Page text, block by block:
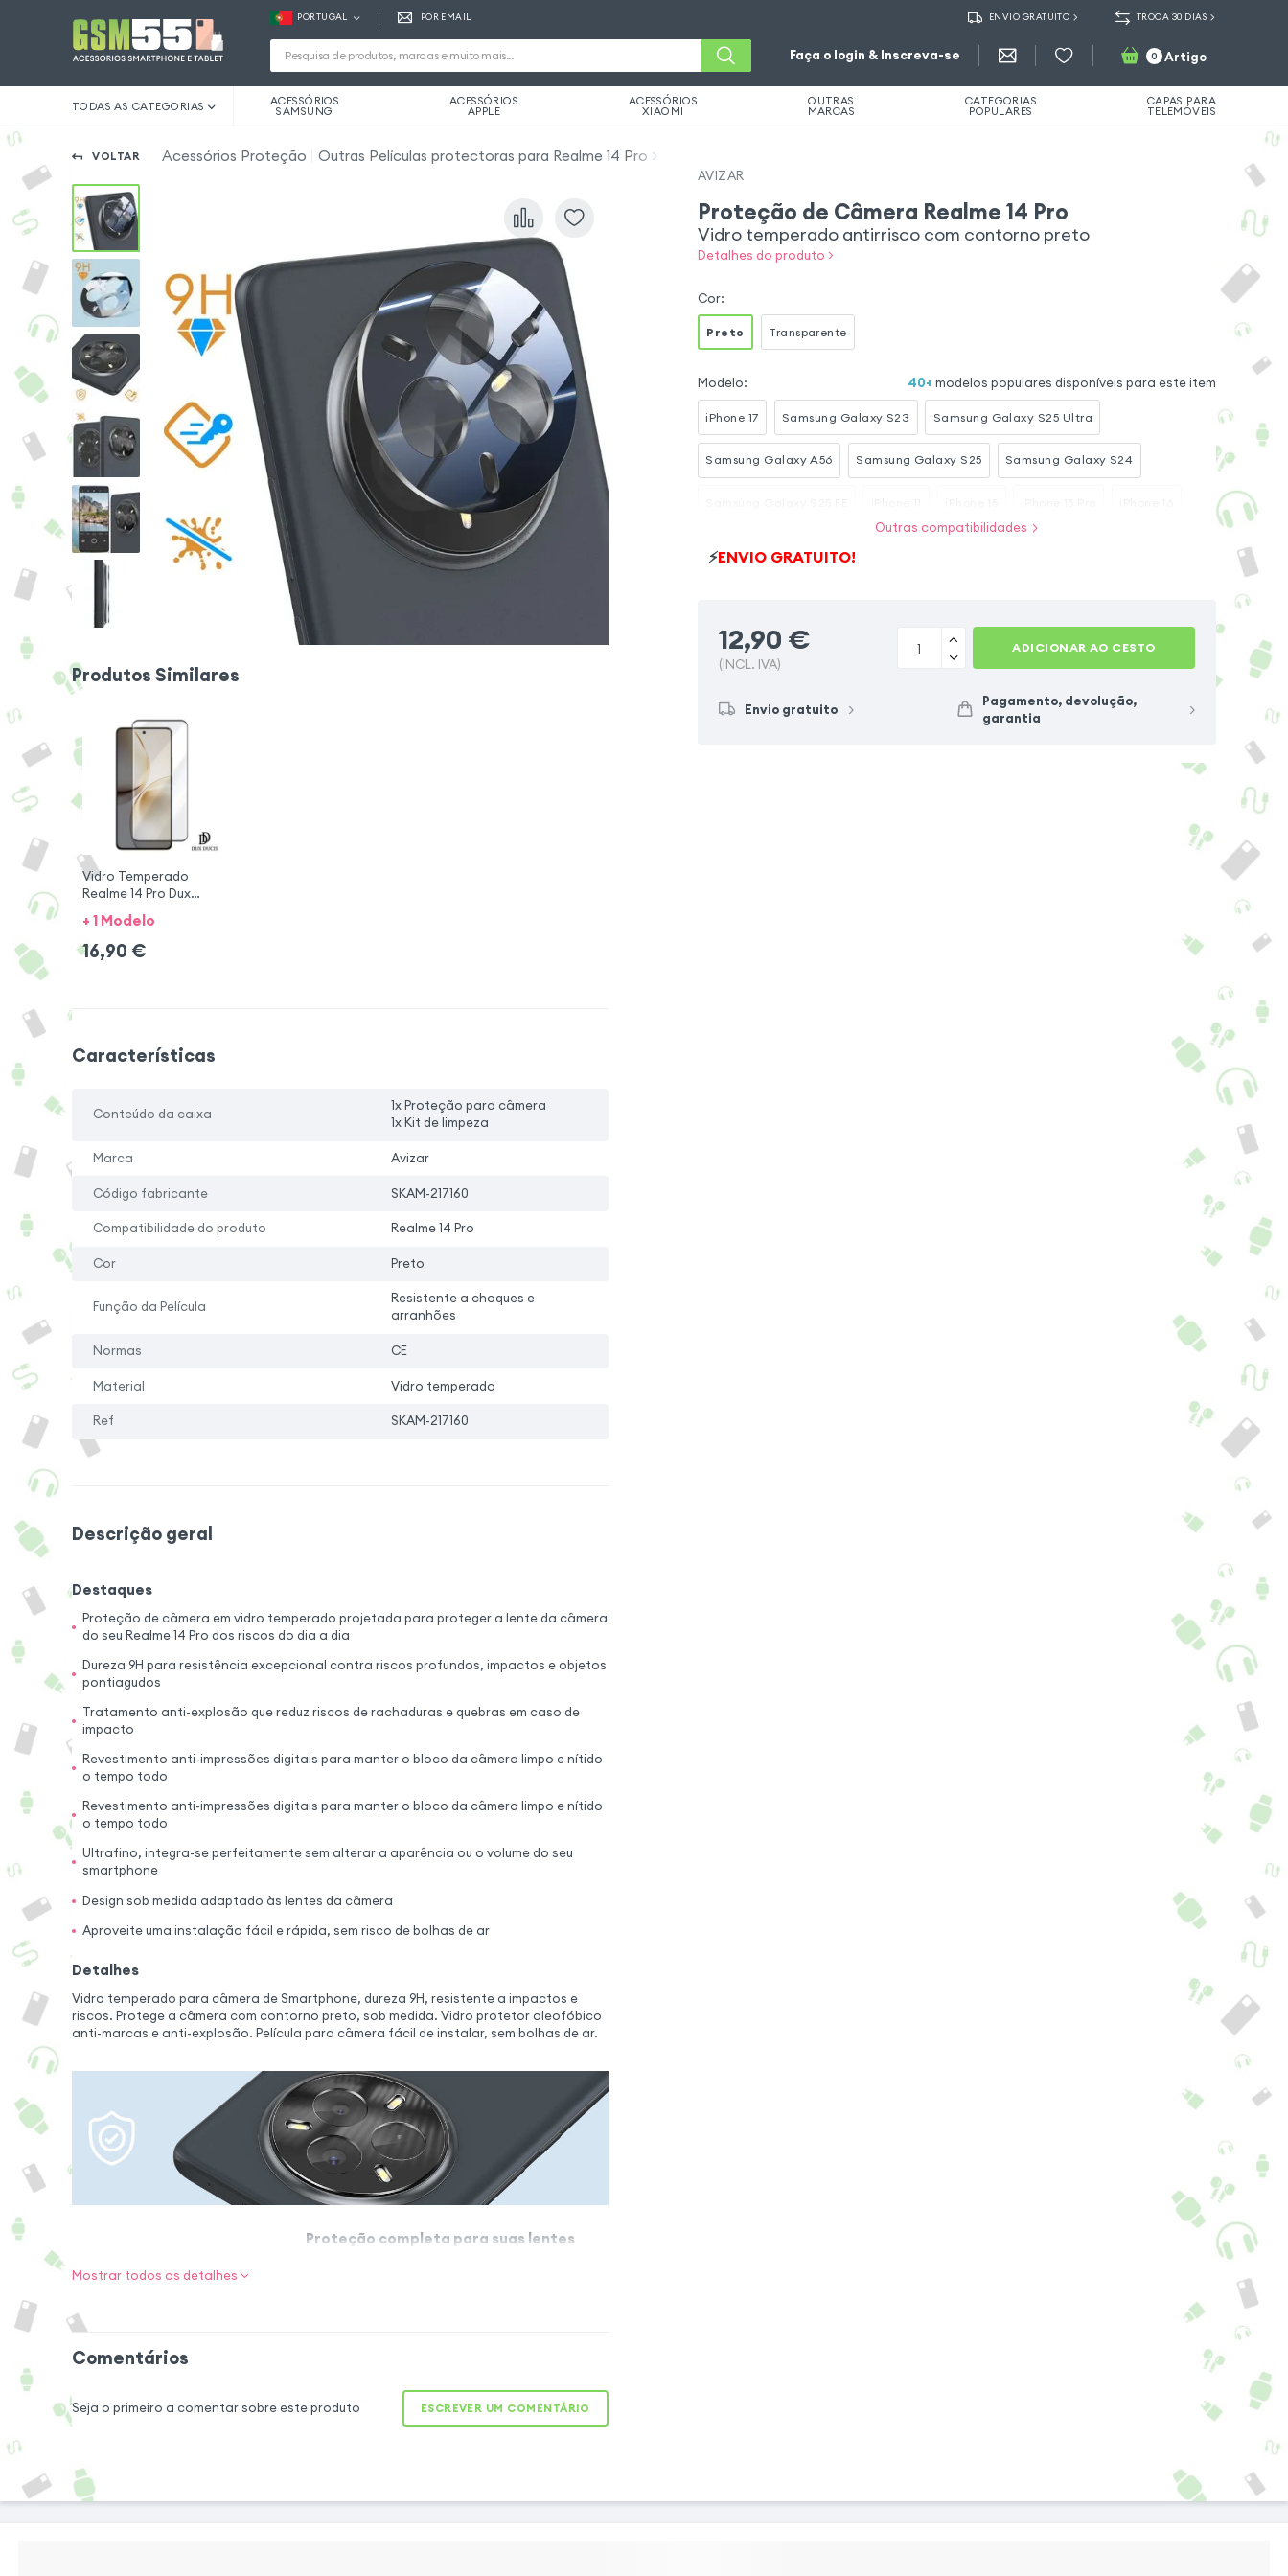
PORTUGAL POR EMAIL ENVIO GRATUITO TROCA 30 DIAS
Faça o login & Inscreva-se 0 Artigo
TODAS AS CATEGORIAS ACESSÓRIOS
SAMSUNG
ACESSÓRIOS
APPLE
ACESSÓRIOS
XIAOMI
OUTRAS
MARCAS
CATEGORIAS
POPULARES
CAPAS PARA
TELEMÓVEIS
VOLTAR Acessórios Proteção Outras Películas protectoras para Realme 14 Pro
Produtos Similares
Vidro Temperado
Realme 14 Pro Dux
Ducis
+ 1 Modelo
16,90 €
Características
Conteúdo da caixa
1x Proteção para câmera
1x Kit de limpeza
Marca Avizar
Código fabricante SKAM-217160
Compatibilidade do produto Realme 14 Pro
Cor Preto
Função da Película
Resistente a choques e
arranhões
Normas CE
Material Vidro temperado
Ref SKAM-217160
Descrição geral
Destaques
Proteção de câmera em vidro temperado projetada para proteger a lente da câmera
do seu Realme 14 Pro dos riscos do dia a dia
Dureza 9H para resistência excepcional contra riscos profundos, impactos e objetos
pontiagudos
Tratamento anti-explosão que reduz riscos de rachaduras e quebras em caso de
impacto
Revestimento anti-impressões digitais para manter o bloco da câmera limpo e nítido
o tempo todo
Revestimento anti-impressões digitais para manter o bloco da câmera limpo e nítido
o tempo todo
Ultrafino, integra-se perfeitamente sem alterar a aparência ou o volume do seu
smartphone
Design sob medida adaptado às lentes da câmera
Aproveite uma instalação fácil e rápida, sem risco de bolhas de ar
Detalhes
Vidro temperado para câmera de Smartphone, dureza 9H, resistente a impactos e
riscos. Protege a câmera com contorno preto, sob medida. Vidro protetor oleofóbico
anti-marcas e anti-explosão. Película para câmera fácil de instalar, sem bolhas de ar.
Proteção completa para suas lentes
proteção ótima. O seu revestimento
oleofóbico mantém a lente sempre limpa e
a aparência ou o volume.
Mostrar todos os detalhes
Comentários
Seja o primeiro a comentar sobre este produto ESCREVER UM COMENTÁRIO
AVIZAR
Proteção de Câmera Realme 14 Pro
Vidro temperado antirrisco com contorno preto
Detalhes do produto >
Cor:
Preto Transparente
Modelo: 40+ modelos populares disponíveis para este item
iPhone 17 Samsung Galaxy S23 Samsung Galaxy S25 Ultra
Samsung Galaxy A56 Samsung Galaxy S25 Samsung Galaxy S24
Outras compatibilidades
⚡ENVIO GRATUITO!
12,90 €
(INCL. IVA)
ADICIONAR AO CESTO
Envio gratuito
Pagamento, devolução,
garantia